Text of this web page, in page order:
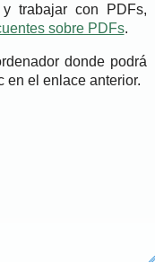
trabajar con PDFs,
sobre PDFs.
donde podrá
en el enlace anterior.